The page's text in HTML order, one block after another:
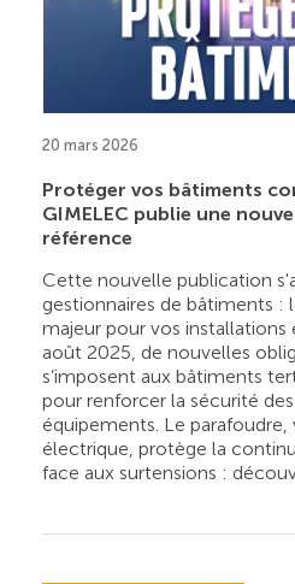
20 mars 2026
Protéger vos bâtiments
GIMELEC publie une
référence
Cette nouvelle publication
gestionnaires de bâtiments :
majeur pour vos installations
août 2025, de nouvelles
s’imposent aux bâtiments
pour renforcer la sécurité
équipements. Le
électrique, protège la
face aux surtensions :